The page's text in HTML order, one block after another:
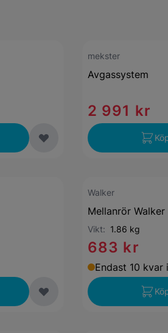
mekster
Avgassystem
2 991 kr
Walker
Mellanrör Walker
Vikt: 1.86 kg
683 kr
Endast 10 kvar